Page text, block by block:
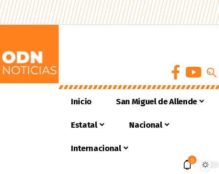
Inicio San Miguel de Allende
Estatal Nacional
Internacional
9